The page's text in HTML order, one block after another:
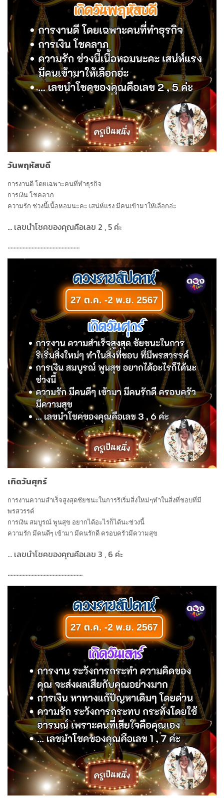
วันพฤหัสบดี
การงานดี โดยเฉพาะคนที่ทำธุรกิจ
การเงิน โชคลาภ
ความรัก ช่วงนี้เนื้อหอมนะคะ เสน่ห์แรง มีคนเข้ามาให้เลือกอ่ะ
... เลขนำโชคของคุณคือเลข 2 , 5 ค่ะ
................................................
เกิดวันศุกร์
การงานความสำเร็จสูงสุดชัยชนะในการริเริ่มสิ่งใหม่ๆทำในสิ่งที่ชอบที่มี
พรสวรรค์
การเงิน สมบูรณ์ พูนสุข อยากได้อะไรก็ได้นะช่วงนี้
ความรัก มีคนดีๆ เข้ามา มีคนรักดี ครอบครัวมีความสุข
... เลขนำโชคของคุณคือเลข 3 , 6 ค่ะ
..................................................